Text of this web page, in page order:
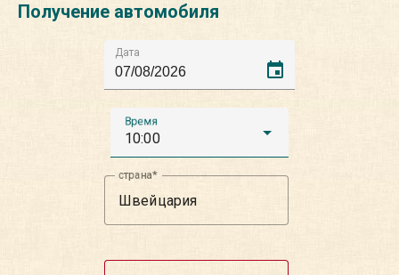
Получение автомобиля
Дата
event
Время
10:00
страна